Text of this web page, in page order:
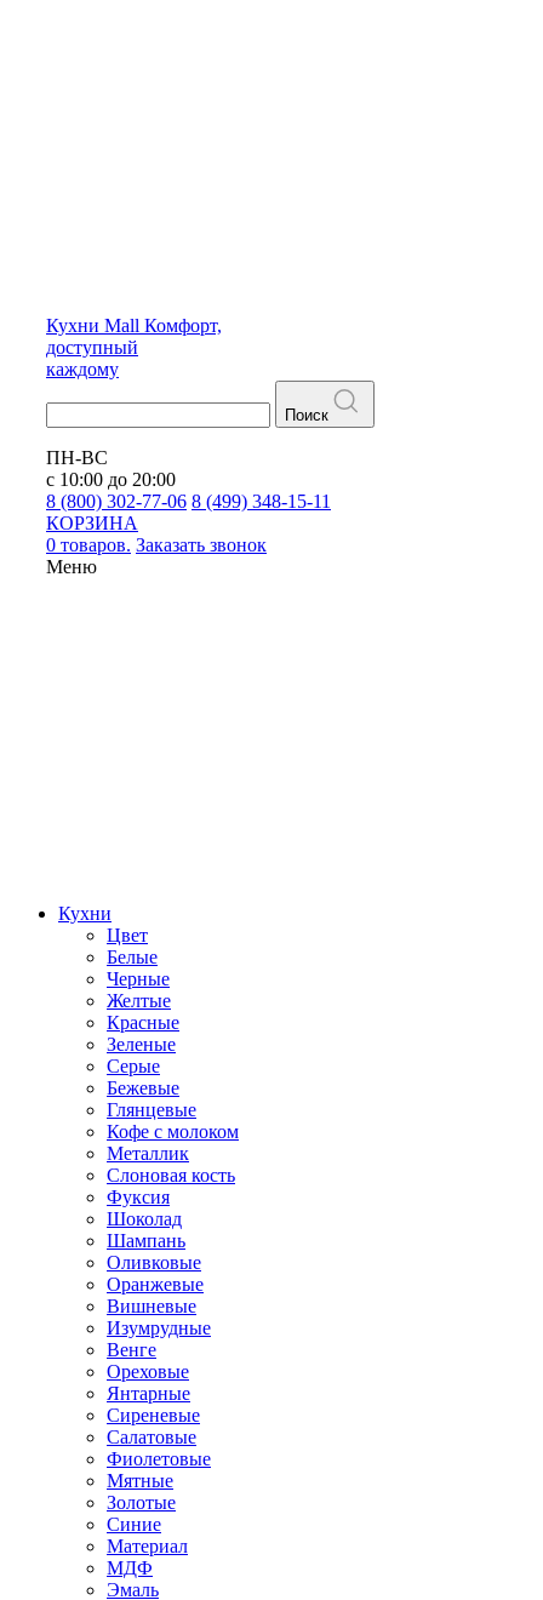
Кухни Mall Комфорт,
доступный
каждому
Поиск
ПН-ВС
с 10:00 до 20:00
8 (800) 302-77-06 8 (499) 348-15-11
КОРЗИНА
0 товаров. Заказать звонок
Меню
Кухни
Цвет
Белые
Черные
Желтые
Красные
Зеленые
Серые
Бежевые
Глянцевые
Кофе с молоком
Металлик
Слоновая кость
Фуксия
Шоколад
Шампань
Оливковые
Оранжевые
Вишневые
Изумрудные
Венге
Ореховые
Янтарные
Сиреневые
Салатовые
Фиолетовые
Мятные
Золотые
Синие
Материал
МДФ
Эмаль